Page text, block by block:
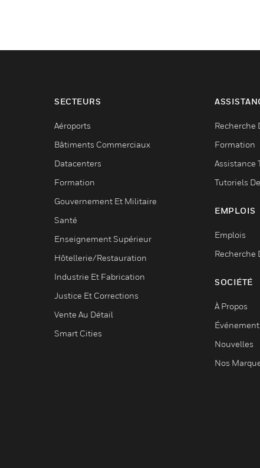
SECTEURS
Aéroports
Bâtiments Commerciaux
Datacenters
Formation
Gouvernement Et Militaire
Santé
Enseignement Supérieur
Hôtellerie/Restauration
Industrie Et Fabrication
Justice Et Corrections
Vente Au Détail
Smart Cities
Recherche
Formation
Assistance
Tutoriels
EMPLOIS
Emplois
Recherche
SOCIÉTÉ
À Propos
Nouvelles
Nos